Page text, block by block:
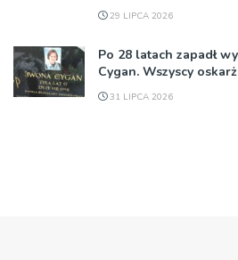
29 LIPCA 2026
Po 28 latach zapadł
Cygan. Wszyscy
31 LIPCA 2026